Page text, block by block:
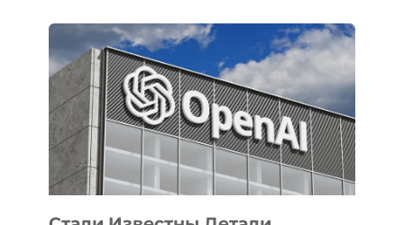
ПРИОРИТЕТНЫЕ
ЗАДАЧИ
ПО
РАЗВИТИЮ
ЭКОСИСТЕМЫ
ИСКУССТВЕННОГО
ИНТЕЛЛЕКТА